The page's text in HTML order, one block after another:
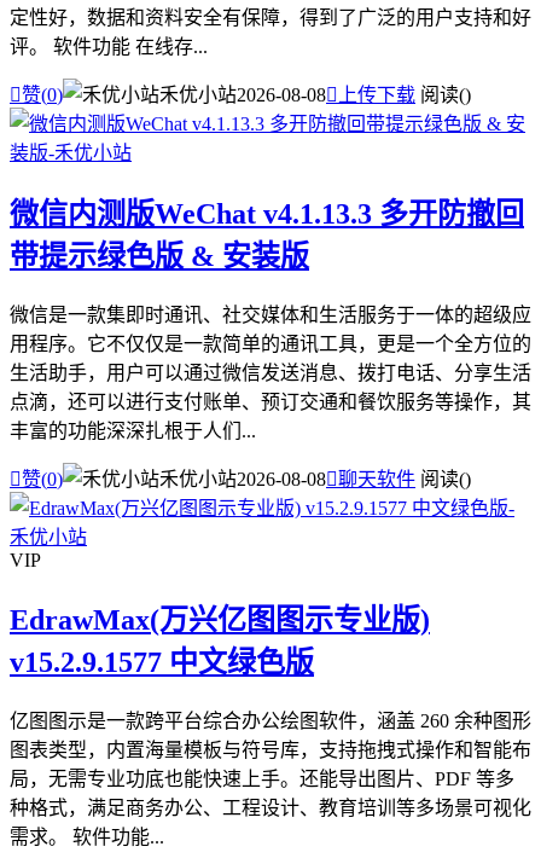
定性好，数据和资料安全有保障，得到了广泛的用户支持和好
评。 软件功能 在线存...
赞(0) 禾优小站2026-08-08 上传下载 阅读()
微信内测版WeChat v4.1.13.3 多开防撤回
带提示绿色版 & 安装版
微信是一款集即时通讯、社交媒体和生活服务于一体的超级应
用程序。它不仅仅是一款简单的通讯工具，更是一个全方位的
生活助手，用户可以通过微信发送消息、拨打电话、分享生活
点滴，还可以进行支付账单、预订交通和餐饮服务等操作，其
丰富的功能深深扎根于人们...
赞(0) 禾优小站2026-08-08聊天软件 阅读()
VIP
EdrawMax(万兴亿图图示专业版)
v15.2.9.1577 中文绿色版
亿图图示是一款跨平台综合办公绘图软件，涵盖 260 余种图形
图表类型，内置海量模板与符号库，支持拖拽式操作和智能布
局，无需专业功底也能快速上手。还能导出图片、PDF 等多
种格式，满足商务办公、工程设计、教育培训等多场景可视化
需求。 软件功能...